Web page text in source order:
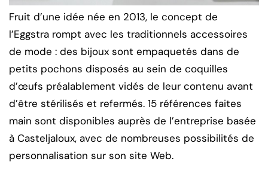
Fruit d’une idée née en 2013, le concept de
l’Eggstra rompt avec les traditionnels accessoires
de mode : des bijoux sont empaquetés dans de
petits pochons disposés au sein de coquilles
d’œufs préalablement vidés de leur contenu avant
d’être stérilisés et refermés. 15 références faites
main sont disponibles auprès de l’entreprise basée
à Casteljaloux, avec de nombreuses possibilités de
personnalisation sur son site Web.